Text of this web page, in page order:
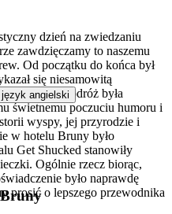
dzień na zwiedzaniu
zawdzięczamy to naszemu
Od początku do końca był
się niesamowitą
że podróż była
świetnemu poczuciu humoru i
wyspy, jej przyrodzie i
w hotelu Bruny było
Get Shucked stanowiły
Ogólnie rzecz biorąc,
było naprawdę
prosić o lepszego przewodnika
angielski